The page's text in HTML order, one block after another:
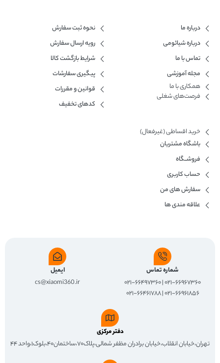
درباره ما
درباره شیائومی
تماس با ما
مجله آموزشی
همکاری با ما​
فرصت‌های شغلی
نحوه ثبت سفارش
رویه ارسال سفارش
شرایط بازگشت کالا
پیگیری سفارشات
قوانین و مقررات
کدهای تخفیف
خرید اقساطی (غیرفعال)
باشگاه مشتریان
فروشــگاه
حساب کاربری
سفارش های من
علاقه مندی ها
شماره تماس
۰۲۱-۶۶۹۶۷۳۶۰ | ۰۲۱-۶۶۴۹۷۳۶۰
۰۲۱-۶۶۹۶۱۸۵۶ | ۰۲۱-۶۶۴۶۱۷۸۸
ایمیل
cs@xiaomi360.ir
دفتر مرکزی
تهران،خیابان انقلاب،خیابان برادران مظفر شمالی،پلاک۷۰،ساختمان۴۰،بلوک۱،واحد ۴۴